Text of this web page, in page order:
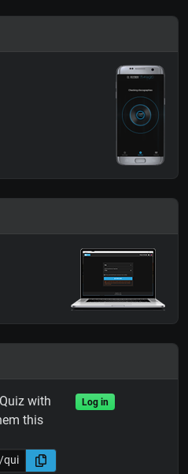
with
this
Log in